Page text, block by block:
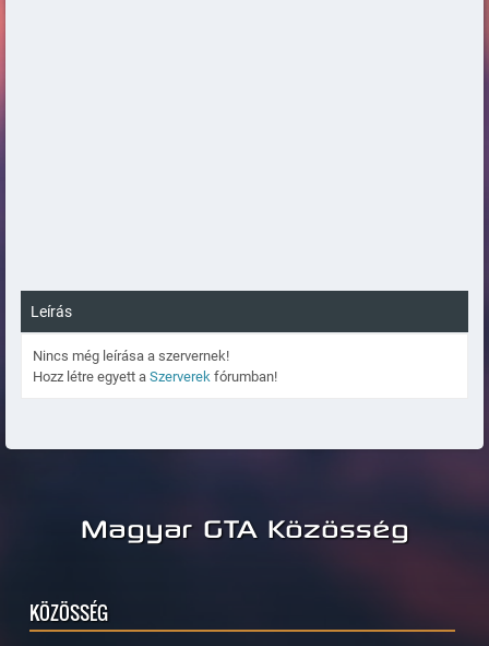
Leírás
Nincs még leírása a szervernek!
Hozz létre egyett a Szerverek fórumban!
Magyar GTA Közösség
KÖZÖSSÉG